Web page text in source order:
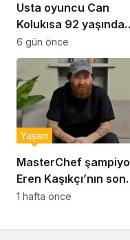
Usta oyuncu Can
Kolukısa 92 yaşında
hayatını kaybetti
6 gün önce
MasterChef
Eren Kaşıkçı’nın son
anlarındaki kahreden
Yaşam
1 hafta önce